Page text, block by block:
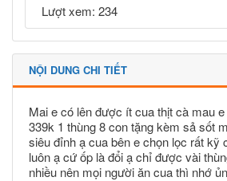
Lượt xem: 234
NỘI DUNG CHI TIẾT
Mai e có lên được ít cua thịt cà mau
339k 1 thùng 8 con tặng kèm sả sốt
siêu đỉnh ạ cua bên e chọn lọc rất kỹ
luôn ạ cứ ốp là đổi ạ chỉ được vài
nhiều nên mọi người ăn cua thì nhớ